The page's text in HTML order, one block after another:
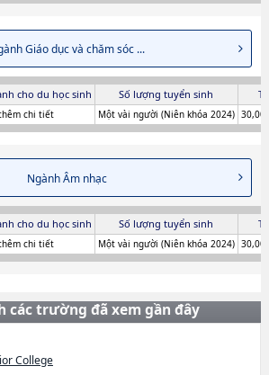
Giáo dục và chăm sóc ...
cho du học sinh Số lượng tuyển sinh
chi tiết Một vài người (Niên khóa 2024)
Ngành Âm nhạc
cho du học sinh Số lượng tuyển sinh
chi tiết Một vài người (Niên khóa 2024)
các trường đã xem gần đây
College